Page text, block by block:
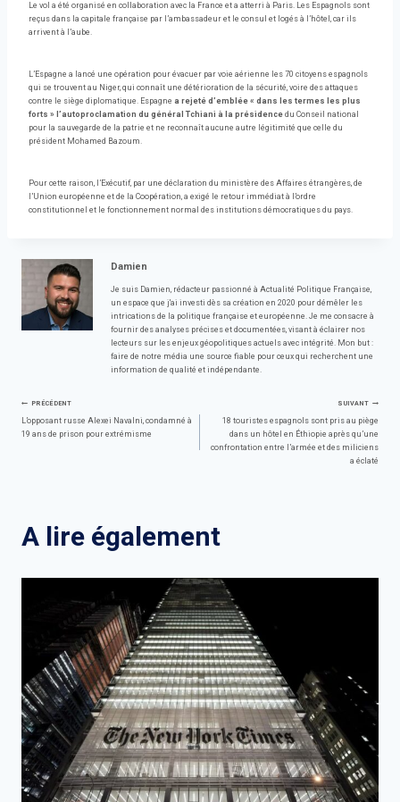
Le vol a été organisé en collaboration avec la France et a atterri à Paris. Les Espagnols sont
reçus dans la capitale française par l’ambassadeur et le consul et logés à l’hôtel, car ils
arrivent à l’aube.
L’Espagne a lancé une opération pour évacuer par voie aérienne les 70 citoyens espagnols
qui se trouvent au Niger, qui connaît une détérioration de la sécurité, voire des attaques
contre le siège diplomatique. Espagne a rejeté d’emblée « dans les termes les plus
forts » l’autoproclamation du général Tchiani à la présidence du Conseil national
pour la sauvegarde de la patrie et ne reconnaît aucune autre légitimité que celle du
président Mohamed Bazoum.
Pour cette raison, l’Exécutif, par une déclaration du ministère des Affaires étrangères, de
l’Union européenne et de la Coopération, a exigé le retour immédiat à l’ordre
constitutionnel et le fonctionnement normal des institutions démocratiques du pays.
Damien
Je suis Damien, rédacteur passionné à Actualité Politique Française,
un espace que j'ai investi dès sa création en 2020 pour démêler les
intrications de la politique française et européenne. Je me consacre à
fournir des analyses précises et documentées, visant à éclairer nos
lecteurs sur les enjeux géopolitiques actuels avec intégrité. Mon but :
faire de notre média une source fiable pour ceux qui recherchent une
information de qualité et indépendante.
Navigation
PRÉCÉDENT
L’opposant russe Alexei Navalni, condamné à
19 ans de prison pour extrémisme
SUIVANT
18 touristes espagnols sont pris au piège
dans un hôtel en Éthiopie après qu’une
confrontation entre l’armée et des miliciens
a éclaté
A lire également